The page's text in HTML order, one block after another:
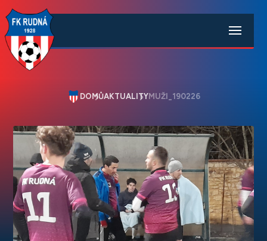
DOMŮAKTUALITYMUŽI_190226